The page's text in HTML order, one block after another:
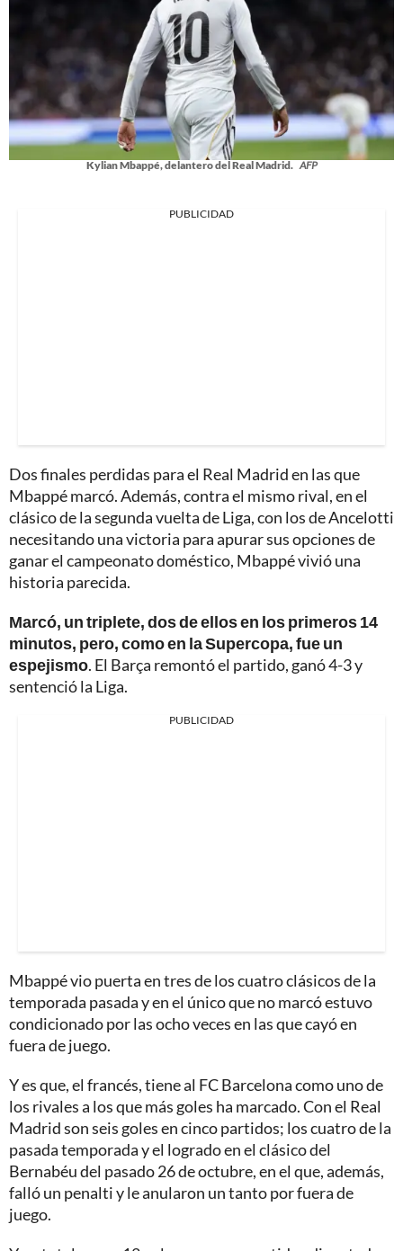
Kylian Mbappé, delantero del Real Madrid. AFP
PUBLICIDAD
Dos finales perdidas para el Real Madrid en las que
Mbappé marcó. Además, contra el mismo rival, en el
clásico de la segunda vuelta de Liga, con los de Ancelotti
necesitando una victoria para apurar sus opciones de
ganar el campeonato doméstico, Mbappé vivió una
historia parecida.
Marcó, un triplete, dos de ellos en los primeros 14
minutos, pero, como en la Supercopa, fue un
espejismo. El Barça remontó el partido, ganó 4-3 y
sentenció la Liga.
PUBLICIDAD
Mbappé vio puerta en tres de los cuatro clásicos de la
temporada pasada y en el único que no marcó estuvo
condicionado por las ocho veces en las que cayó en
fuera de juego.
Y es que, el francés, tiene al FC Barcelona como uno de
los rivales a los que más goles ha marcado. Con el Real
Madrid son seis goles en cinco partidos; los cuatro de la
pasada temporada y el logrado en el clásico del
Bernabéu del pasado 26 de octubre, en el que, además,
falló un penalti y le anularon un tanto por fuera de
juego.